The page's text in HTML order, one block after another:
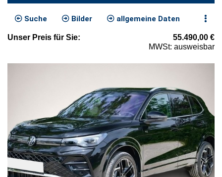
Suche Bilder allgemeine Daten
Unser Preis für Sie: 55.490,00 €
MWSt: ausweisbar